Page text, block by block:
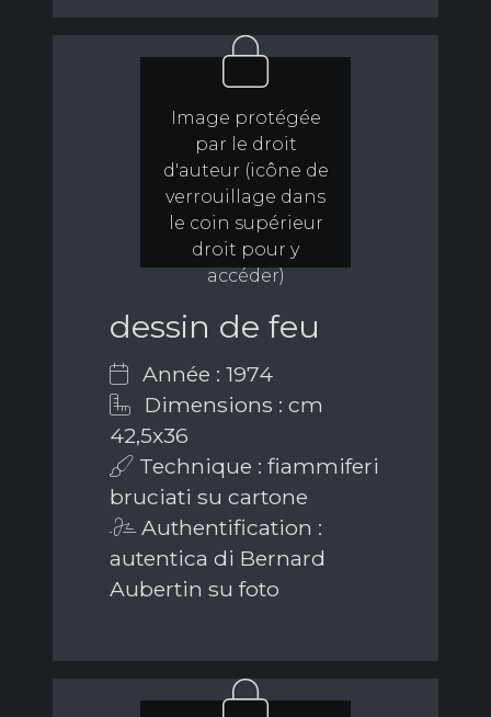
Image protégée
par le droit
d'auteur (icône de
verrouillage dans
le coin supérieur
droit pour y
accéder)
dessin de feu
Année : 1974
Dimensions : cm
42,5x36
Technique : fiammiferi
bruciati su cartone
Authentification :
autentica di Bernard
Aubertin su foto